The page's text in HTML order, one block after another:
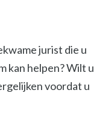
jurist die u
kan helpen? Wilt u
voordat u